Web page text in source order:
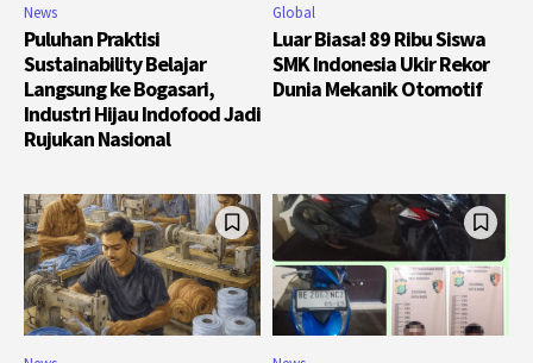
News
Puluhan Praktisi
Sustainability Belajar
Langsung ke Bogasari,
Industri Hijau Indofood Jadi
Rujukan Nasional
Global
Luar Biasa! 89 Ribu Siswa
SMK Indonesia Ukir Rekor
Dunia Mekanik Otomotif